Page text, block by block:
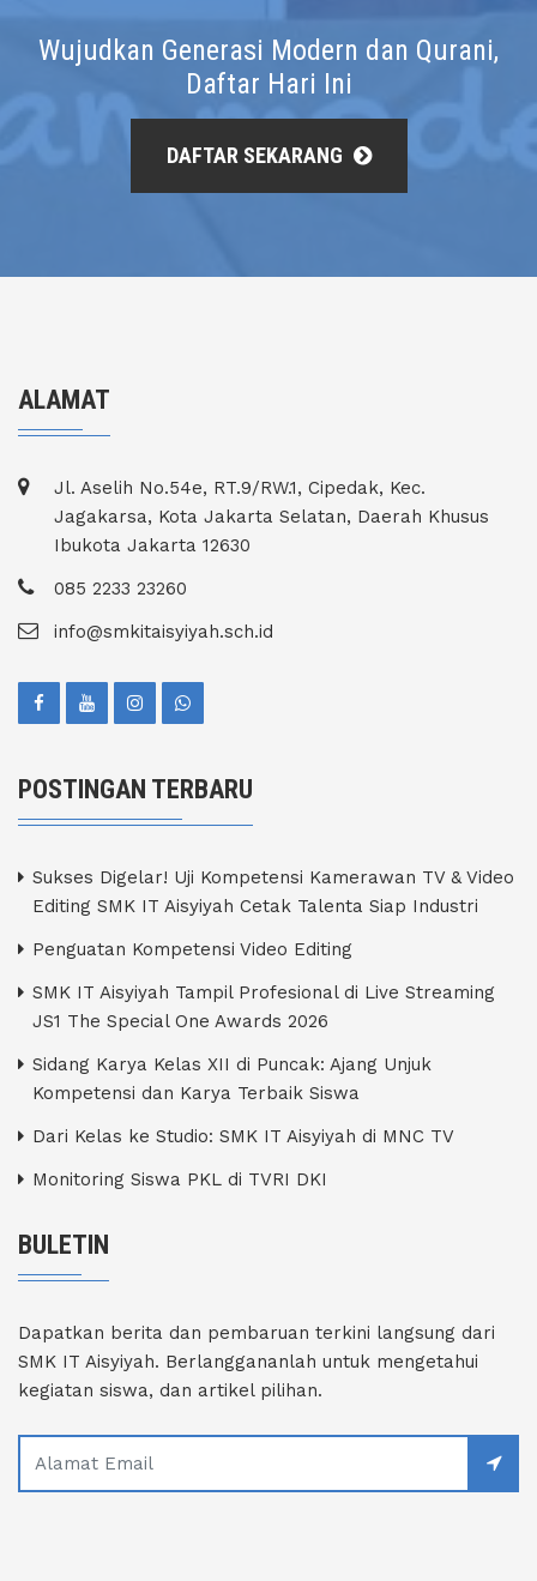
Wujudkan Generasi Modern dan Qurani,
Daftar Hari Ini
DAFTAR SEKARANG
ALAMAT
Jl. Aselih No.54e, RT.9/RW.1, Cipedak, Kec.
Jagakarsa, Kota Jakarta Selatan, Daerah Khusus
Ibukota Jakarta 12630
085 2233 23260
info@smkitaisyiyah.sch.id
POSTINGAN TERBARU
Sukses Digelar! Uji Kompetensi Kamerawan TV & Video
Editing SMK IT Aisyiyah Cetak Talenta Siap Industri
Penguatan Kompetensi Video Editing
SMK IT Aisyiyah Tampil Profesional di Live Streaming
JS1 The Special One Awards 2026
Sidang Karya Kelas XII di Puncak: Ajang Unjuk
Kompetensi dan Karya Terbaik Siswa
Dari Kelas ke Studio: SMK IT Aisyiyah di MNC TV
Monitoring Siswa PKL di TVRI DKI
BULETIN
Dapatkan berita dan pembaruan terkini langsung dari
SMK IT Aisyiyah. Berlanggananlah untuk mengetahui
kegiatan siswa, dan artikel pilihan.